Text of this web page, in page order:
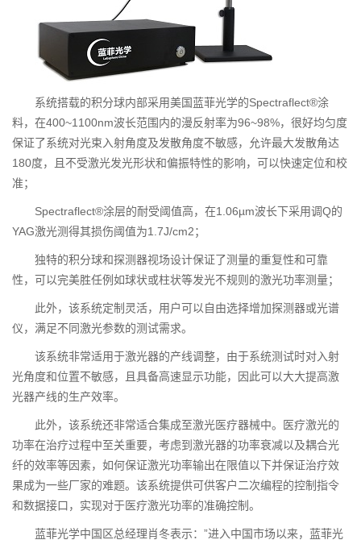
系统搭载的积分球内部采用美国蓝菲光学的Spectraflect®涂
料，在400~1100nm波长范围内的漫反射率为96~98%，很好均匀度
保证了系统对光束入射角度及发散角度不敏感，允许最大发散角达
180度，且不受激光发光形状和偏振特性的影响，可以快速定位和校
准；
Spectraflect®涂层的耐受阈值高，在1.06µm波长下采用调Q的
YAG激光测得其损伤阈值为1.7J/cm2；
独特的积分球和探测器视场设计保证了测量的重复性和可靠
性，可以完美胜任例如球状或柱状等发光不规则的激光功率测量；
此外，该系统定制灵活，用户可以自由选择增加探测器或光谱
仪，满足不同激光参数的测试需求。
该系统非常适用于激光器的产线调整，由于系统测试时对入射
光角度和位置不敏感，且具备高速显示功能，因此可以大大提高激
光器产线的生产效率。
此外，该系统还非常适合集成至激光医疗器械中。医疗激光的
功率在治疗过程中至关重要，考虑到激光器的功率衰减以及耦合光
纤的效率等因素，如何保证激光功率输出在限值以下并保证治疗效
果成为一些厂家的难题。该系统提供可供客户二次编程的控制指令
和数据接口，实现对于医疗激光功率的准确控制。
蓝菲光学中国区总经理肖冬表示：”进入中国市场以来，蓝菲光